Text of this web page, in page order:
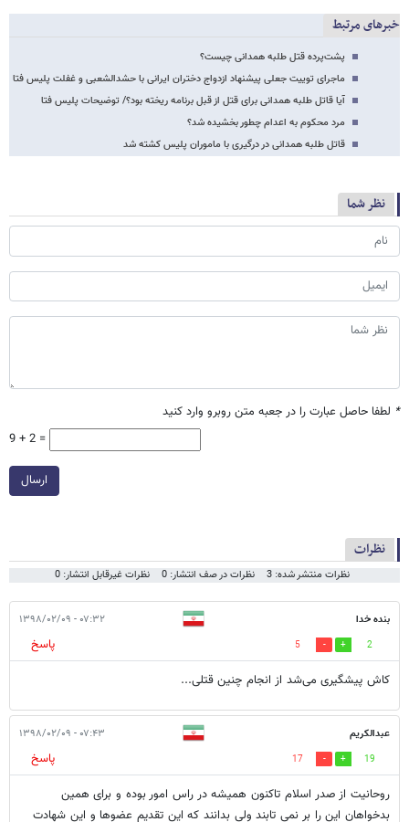
خبرهای مرتبط
پشت‌پرده قتل طلبه همدانی چیست؟
ماجرای توییت جعلی پیشنهاد ازدواج دختران ایرانی با حشدالشعبی و غفلت پلیس فتا
آیا قاتل طلبه همدانی برای قتل از قبل برنامه‌ ریخته بود؟/ توضیحات پلیس فتا
مرد محکوم به اعدام چطور بخشیده شد؟
قاتل طلبه همدانی در درگیری با ماموران پلیس کشته شد
نظر شما
* لطفا حاصل عبارت را در جعبه متن روبرو وارد کنید
9 + 2 =
ارسال
نظرات
نظرات منتشر شده: 3 نظرات در صف انتشار: 0 نظرات غیرقابل انتشار: 0
بنده خدا ۰۷:۳۲ - ۱۳۹۸/۰۲/۰۹
2
5
پاسخ
کاش پیشگیری می‌شد از انجام چنین قتلی...
عبدالکریم ۰۷:۴۳ - ۱۳۹۸/۰۲/۰۹
19
17
پاسخ
روحانیت از صدر اسلام تاکنون همیشه در راس امور بوده و برای همین
بدخواهان این را بر نمی تابند ولی بدانند که این تقدیم عضوها و این شهادت